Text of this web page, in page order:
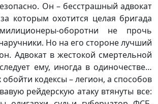
Он – бесстрашный адвокат
которым охотится целая бригада
оборотни не прочь
Но на его стороне лучший
Адвокат в жестокой смертельной
ему, иногда в одиночестве…
кодексы – легион, а способов
рейдерскую атаку втянуты все: